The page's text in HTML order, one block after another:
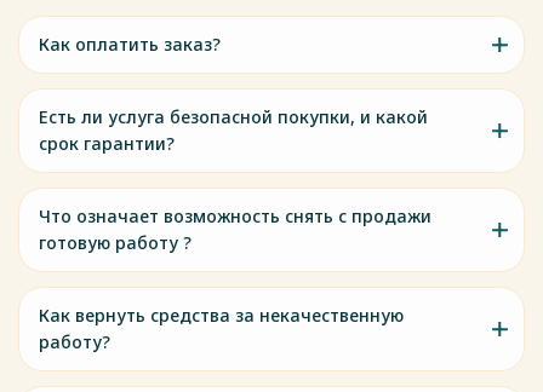
Как оплатить заказ?
Есть ли услуга безопасной покупки, и какой
срок гарантии?
Что означает возможность снять с продажи
готовую работу ?
Как вернуть средства за некачественную
работу?